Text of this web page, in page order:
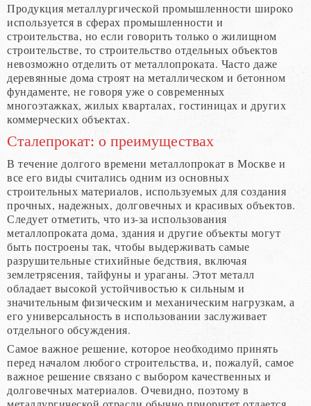
Продукция металлургической промышленности широко
используется в сферах промышленности и
строительства, но если говорить только о жилищном
строительстве, то строительство отдельных объектов
невозможно отделить от металлопроката. Часто даже
деревянные дома строят на металлическом и бетонном
фундаменте, не говоря уже о современных
многоэтажках, жилых кварталах, гостиницах и других
коммерческих объектах.
Сталепрокат: о преимуществах
В течение долгого времени металлопрокат в Москве и
все его виды считались одним из основных
строительных материалов, используемых для создания
прочных, надежных, долговечных и красивых объектов.
Следует отметить, что из-за использования
металлопроката дома, здания и другие объекты могут
быть построены так, чтобы выдерживать самые
разрушительные стихийные бедствия, включая
землетрясения, тайфуны и ураганы. Этот металл
обладает высокой устойчивостью к сильным и
значительным физическим и механическим нагрузкам, а
его универсальность в использовании заслуживает
отдельного обсуждения.
Самое важное решение, которое необходимо принять
перед началом любого строительства, и, пожалуй, самое
важное решение связано с выбором качественных и
долговечных материалов. Очевидно, поэтому в